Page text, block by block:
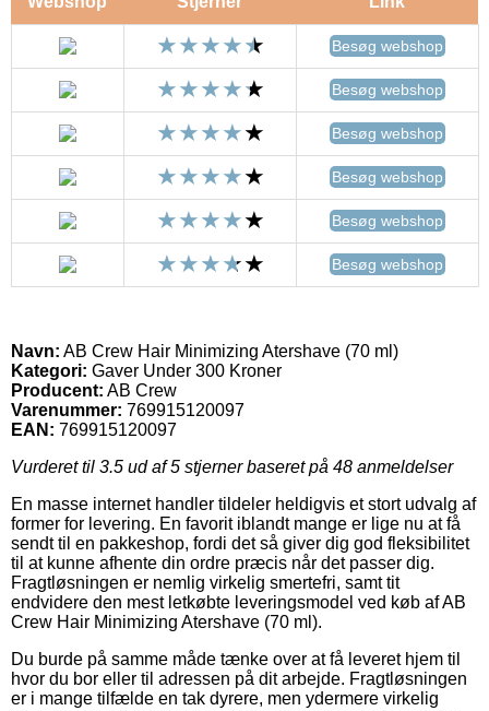
Besøg webshop
Besøg webshop
Besøg webshop
Besøg webshop
Besøg webshop
Besøg webshop
Navn: AB Crew Hair Minimizing Atershave (70 ml)
Kategori: Gaver Under 300 Kroner
Producent: AB Crew
Varenummer: 769915120097
EAN: 769915120097
Vurderet til 3.5 ud af 5 stjerner baseret på 48 anmeldelser
En masse internet handler tildeler heldigvis et stort udvalg af
former for levering. En favorit iblandt mange er lige nu at få
sendt til en pakkeshop, fordi det så giver dig god fleksibilitet
til at kunne afhente din ordre præcis når det passer dig.
Fragtløsningen er nemlig virkelig smertefri, samt tit
endvidere den mest letkøbte leveringsmodel ved køb af AB
Crew Hair Minimizing Atershave (70 ml).
Du burde på samme måde tænke over at få leveret hjem til
hvor du bor eller til adressen på dit arbejde. Fragtløsningen
er i mange tilfælde en tak dyrere, men ydermere virkelig